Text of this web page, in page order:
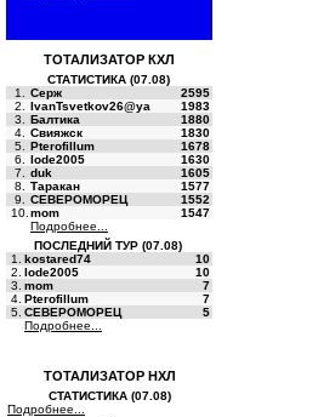
ТОТАЛИЗАТОР КХЛ
СТАТИСТИКА (07.08)
1.
Серж
2595
2.
IvanTsvetkov26@ya
1983
3.
Балтика
1880
4.
Свияжск
1830
5.
Pterofillum
1678
6.
lode2005
1630
7.
duk
1605
8.
Таракан
1577
9.
СЕВЕРОМОРЕЦ
1552
10. mom
1547
Подробнее...
ПОСЛЕДНИЙ ТУР (07.08)
1.
kostared74
10
2. lode2005
10
3. mom
7
4. Pterofillum
7
5. СЕВЕРОМОРЕЦ
5
Подробнее...
ТОТАЛИЗАТОР НХЛ
СТАТИСТИКА (07.08)
Подробнее...